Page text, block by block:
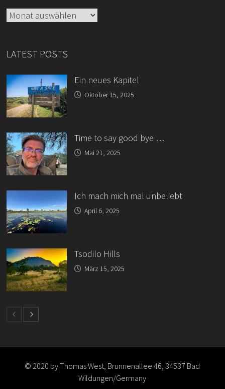
Archive
LATEST POSTS
Ein neues Kapitel
Oktober 15, 2025
Time to say good bye …
Mai 21, 2025
Ich mach mich mal unbeliebt
April 6, 2025
Tsodilo Hills
März 15, 2025
© 2020 by Thomas West, Brunnenallee 46, 34537 Bad
Wildungen/Germany